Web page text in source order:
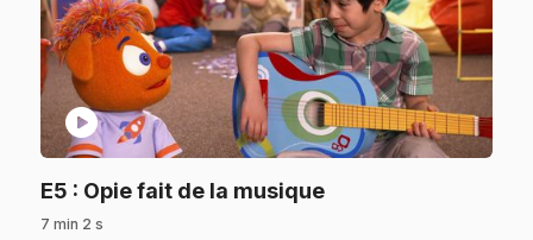
play_circle
E5 : Opie fait de la musique.
7 min 2 s